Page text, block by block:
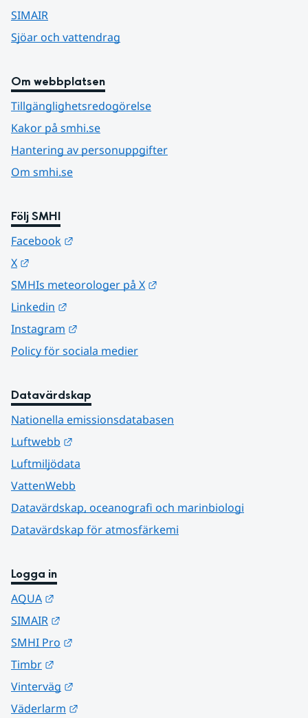
SIMAIR
Sjöar och vattendrag
Om webbplatsen
Tillgänglighetsredogörelse
Kakor på smhi.se
Hantering av personuppgifter
Om smhi.se
Följ SMHI
Facebook
X
SMHIs meteorologer på X
Linkedin
Instagram
Policy för sociala medier
Datavärdskap
Nationella emissionsdatabasen
Luftwebb
Luftmiljödata
VattenWebb
Datavärdskap, oceanografi och marinbiologi
Datavärdskap för atmosfärkemi
Logga in
AQUA
SIMAIR
SMHI Pro
Timbr
Vinterväg
Väderlarm